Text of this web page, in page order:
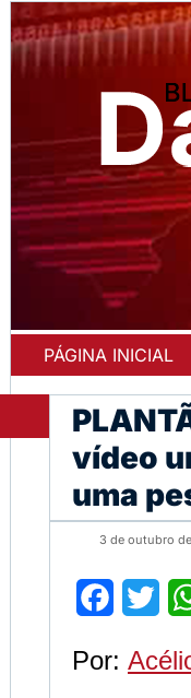
PÁGINA INICIAL
vídeo
uma
3 de outubro
Por: